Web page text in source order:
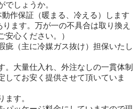
でしょうか。
作保証（暖まる、冷える）します
ります。万が一の不具合は取り換え
安心ください。）
疵（主に冷媒ガス抜け）担保いたし
。大量仕入れ、外注なしの一貫体制
してお安く提供させて頂いていま
ます。